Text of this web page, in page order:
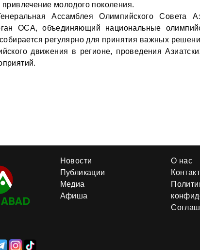
привлечение молодого поколения.
Ассамблея Олимпийского Совета
ОСА, объединяющий национальные
регулярно для принятия важных
движения в регионе, проведения
Новости
Публикации
Медиа
Афиша
О нас